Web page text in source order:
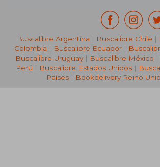
Buscalibre Argentina | Buscalibre Chile |
Colombia | Buscalibre Ecuador |
Buscalibre Uruguay| Buscalibre México |
Perú | Buscalibre Estados Unidos|
Países | Bookdelivery Reino